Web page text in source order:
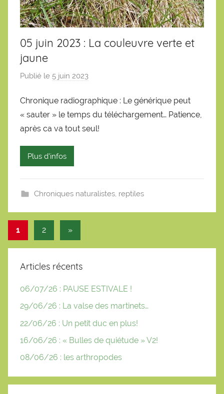
05 juin 2023 : La couleuvre verte et
jaune
Publié le 5 juin 2023
r
S
é
i
Chronique radiographique : Le générique peut
« sauter » le temps du téléchargement… Patience,
après ca va tout seul!
Plus d'infos
Chroniques naturalistes, reptiles
Pagination
des
publications
1 2
Articles
suivants
»
Articles récents
06/07/26 : PAUSE ESTIVALE !
29/06/26 : La valse des martinets…
22/06/26 : Un petit duc en plus!
16/06/26 : « Bulles de quiétude » V2!
08/06/26 : les arthropodes